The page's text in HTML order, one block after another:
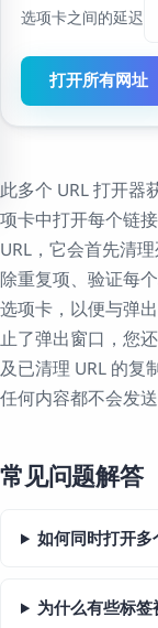
选项卡之间的延迟
打开所有网址
此多个 URL 打开器
项卡中打开每个链
URL，它会首先清
除重复项、验证每
选项卡，以便与弹
止了弹出窗口，您
及已清理 URL 的复
任何内容都不会发送
常见问题解答
如何同时打开多
为什么有些标签